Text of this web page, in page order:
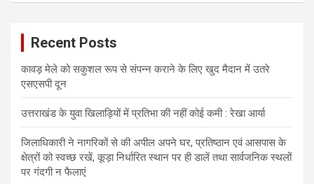
Recent Posts
कावड़ मेले को सकुशल रूप से संपन्न कराने के लिए खुद मैदान में उतरे
एसएसपी दून
उत्तराखंड के युवा खिलाड़ियों में प्रतिभा की नहीं कोई कमी : रेखा आर्या
जिलाधिकारी ने नागरिकों से की अपील अपने घर, प्रतिष्ठान एवं आसपास के
क्षेत्रों को स्वच्छ रखें, कूड़ा निर्धारित स्थान पर ही डालें तथा सार्वजनिक स्थलों
पर गंदगी न फैलाएं